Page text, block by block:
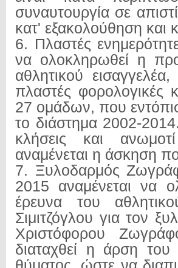
συναυτουργία σε
κατ' εξακολούθηση και
6. Πλαστές
να ολοκληρωθεί η
αθλητικού
πλαστές φορολογικές
27 ομάδων, που
το διάστημα 2002-
κλήσεις και
αναμένεται η άσκηση
7. Ξυλοδαρμός
2015 αναμένεται να
έρευνα του
Σιμιτζόγλου για τον
Χριστόφορου
διαταχθεί η άρση